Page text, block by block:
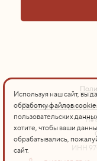
Политика оператора
Не
ИНН
Используя наш сайт, вы
обработку файлов
пользовательских
хотите, чтобы ваши
обрабатывались,
сайт.